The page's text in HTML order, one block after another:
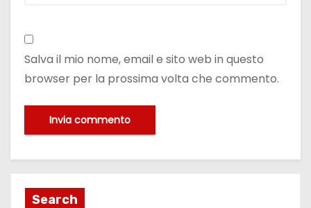
Salva il mio nome, email e sito web in questo
browser per la prossima volta che commento.
Search